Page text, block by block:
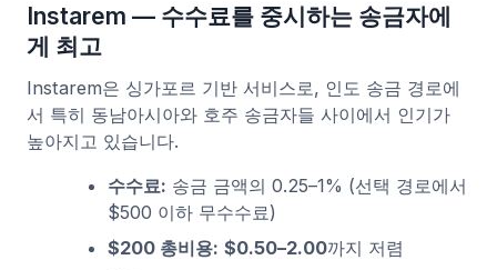
Instarem — 수수료를 중시하는 송금자에
게 최고
Instarem은 싱가포르 기반 서비스로, 인도 송금 경로에
서 특히 동남아시아와 호주 송금자들 사이에서 인기가
높아지고 있습니다.
수수료: 송금 금액의 0.25–1% (선택 경로에서
$500 이하 무수수료)
$200 총비용: $0.50–2.00까지 저렴